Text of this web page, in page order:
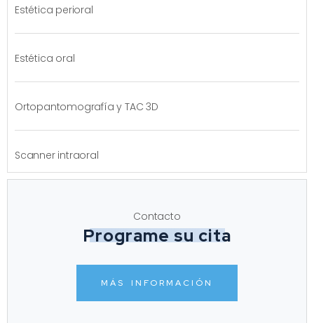
Estética perioral
Estética oral
Ortopantomografía y TAC 3D
Scanner intraoral
Contacto
Programe su cita
MÁS INFORMACIÓN